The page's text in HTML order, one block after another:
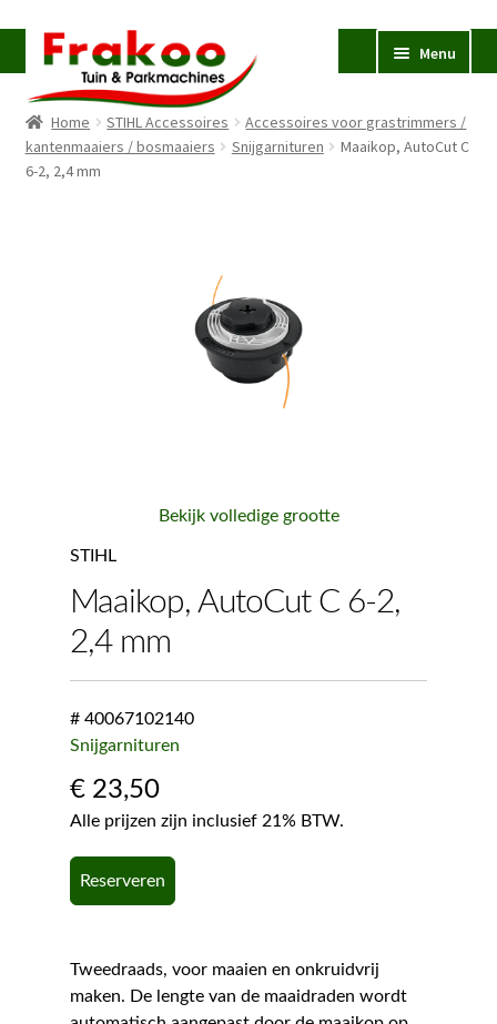
Ga
door
naar
navigatie
Ga
naar
de
inhoud
Menu
Homepage
Verkoop en Reparatie
Home STIHL Accessoires
Accessoires voor grastrimmers /
kantenmaaiers / bosmaaiers
Snijgarnituren
Maaikop, AutoCut C
6-2, 2,4 mm
Bekijk volledige grootte
STIHL
Maaikop, AutoCut C 6-2,
2,4 mm
# 40067102140
Snijgarnituren
€23,50
Alle prijzen zijn inclusief 21% BTW.
Reserveren
Tweedraads, voor maaien en onkruidvrij
maken. De lengte van de maaidraden wordt